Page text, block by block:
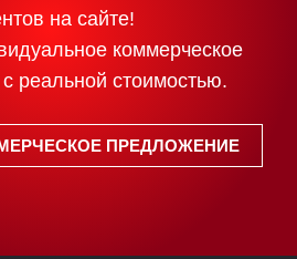
на сайте!
коммерческое
реальной стоимостью.
ПРЕДЛОЖЕНИЕ